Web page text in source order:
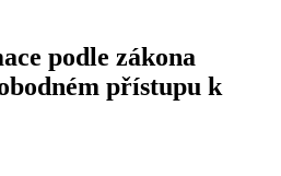
podle zákona
přístupu k